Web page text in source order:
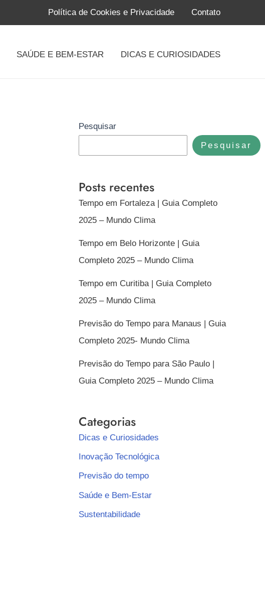
Política de Cookies e Privacidade Contato
SAÚDE E BEM-ESTAR DICAS E CURIOSIDADES
Pesquisar
Pesquisar
Posts recentes
Tempo em Fortaleza | Guia Completo
2025 – Mundo Clima
Tempo em Belo Horizonte | Guia
Completo 2025 – Mundo Clima
Tempo em Curitiba | Guia Completo
2025 – Mundo Clima
Previsão do Tempo para Manaus | Guia
Completo 2025- Mundo Clima
Previsão do Tempo para São Paulo |
Guia Completo 2025 – Mundo Clima
Categorias
Dicas e Curiosidades
Inovação Tecnológica
Previsão do tempo
Saúde e Bem-Estar
Sustentabilidade